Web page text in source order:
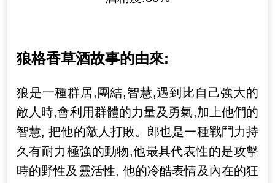
狼格香草酒故事的由來:
狼是一種群居,團結,智慧,遇到比自己強大的
敵人時,會利用群體的力量及勇氣,加上他們的
智慧, 把他的敵人打敗。郎也是一種戰鬥力持
久有耐力極強的動物,他最具代表性的是攻擊
時的野性及靈活性, 他的冷酷表情及內在的狂